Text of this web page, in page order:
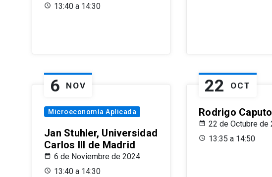
13:40 a 14:30
6 NOV
Microeconomía Aplicada
Jan Stuhler, Universidad
Carlos III de Madrid
6 de Noviembre de 2024
13:40 a 14:30
22 OCT
Rodrigo
22 de Octubre de
13:35 a 14:50